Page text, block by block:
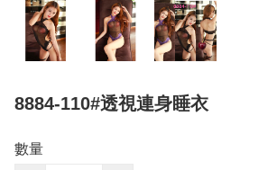
8884-110#透視連身睡衣
數量